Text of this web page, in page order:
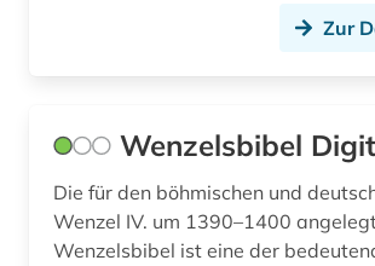
Zur
Wenzelsbibel
Die für den böhmischen und
Wenzel IV. um 1390–1400
Wenzelsbibel ist eine der